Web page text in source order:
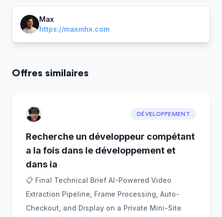
Max
https://maxmhx.com
Offres similaires
DÉVELOPPEMENT
Recherche un développeur compétant
a la fois dans le développement et
dans ia
📋 Final Technical Brief AI-Powered Video
Extraction Pipeline, Frame Processing, Auto-
Checkout, and Display on a Private Mini-Site